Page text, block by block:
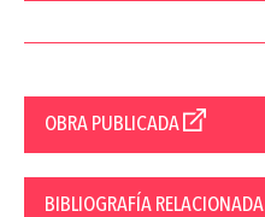
OBRA PUBLICADA
BIBLIOGRAFÍA RELACIONADA